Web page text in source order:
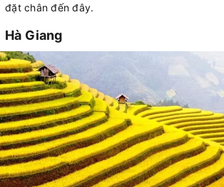
đặt chân đến đây.
Hà Giang